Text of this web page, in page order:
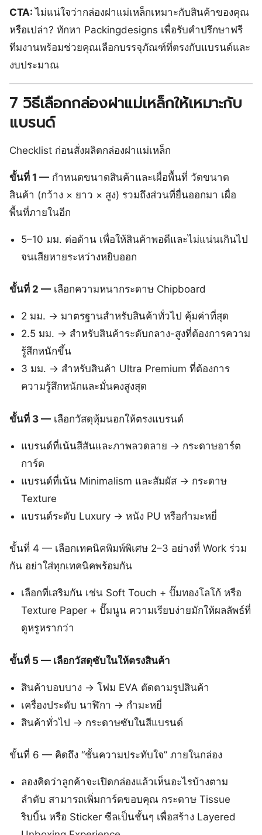
CTA:ไม่แน่ใจว่ากล่องฝาแม่เหล็กเหมาะกับสินค้าของคุณ
หรือเปล่า? ทักหา Packingdesigns เพื่อรับคำปรึกษาฟรี
ทีมงานพร้อมช่วยคุณเลือกบรรจุภัณฑ์ที่ตรงกับแบรนด์และ
งบประมาณ
7 วิธีเลือกกล่องฝาแม่เหล็กให้เหมาะกับ
แบรนด์
Checklist ก่อนสั่งผลิตกล่องฝาแม่เหล็ก
ขั้นที่ 1 — กำหนดขนาดสินค้าและเผื่อพื้นที่ วัดขนาด
สินค้า (กว้าง × ยาว × สูง) รวมถึงส่วนที่ยื่นออกมา เผื่อ
พื้นที่ภายในอีก
5–10 มม. ต่อด้าน เพื่อให้สินค้าพอดีและไม่แน่นเกินไป
จนเสียหายระหว่างหยิบออก
ขั้นที่ 2 — เลือกความหนากระดาษ Chipboard
2 มม. → มาตรฐานสำหรับสินค้าทั่วไป คุ้มค่าที่สุด
2.5 มม. → สำหรับสินค้าระดับกลาง-สูงที่ต้องการความ
รู้สึกหนักขึ้น
3 มม. → สำหรับสินค้า Ultra Premium ที่ต้องการ
ความรู้สึกหนักและมั่นคงสูงสุด
ขั้นที่ 3 — เลือกวัสดุหุ้มนอกให้ตรงแบรนด์
แบรนด์ที่เน้นสีสันและภาพลวดลาย → กระดาษอาร์ต
การ์ด
แบรนด์ที่เน้น Minimalism และสัมผัส → กระดาษ
Texture
แบรนด์ระดับ Luxury → หนัง PU หรือกำมะหยี่
ขั้นที่ 4 — เลือกเทคนิคพิมพ์พิเศษ 2–3 อย่างที่ Work ร่วม
กัน อย่าใส่ทุกเทคนิคพร้อมกัน
เลือกที่เสริมกัน เช่น Soft Touch + ปั๊มทองโลโก้ หรือ
Texture Paper + ปั๊มนูน ความเรียบง่ายมักให้ผลลัพธ์ที่
ดูหรูหรากว่า
ขั้นที่ 5 — เลือกวัสดุซับในให้ตรงสินค้า
สินค้าบอบบาง → โฟม EVA ตัดตามรูปสินค้า
เครื่องประดับ นาฬิกา → กำมะหยี่
สินค้าทั่วไป → กระดาษซับในสีแบรนด์
ขั้นที่ 6 — คิดถึง “ชั้นความประทับใจ” ภายในกล่อง
ลองคิดว่าลูกค้าจะเปิดกล่องแล้วเห็นอะไรบ้างตาม
ลำดับ สามารถเพิ่มการ์ดขอบคุณ กระดาษ Tissue
ริบบิ้น หรือ Sticker ซีลเป็นชั้นๆ เพื่อสร้าง Layered